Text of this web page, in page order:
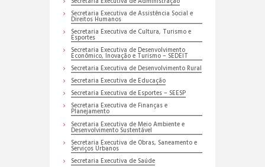
Secretaria Executiva de Assistência Social e
Direitos Humanos
Secretaria Executiva de Cultura, Turismo e
Esportes
Secretaria Executiva de Desenvolvimento
Econômico, Inovação e Turismo – SEDEIT
Secretaria Executiva de Desenvolvimento Rural
Secretaria Executiva de Educação
Secretaria Executiva de Esportes – SEESP
Secretaria Executiva de Finanças e
Planejamento
Secretaria Executiva de Meio Ambiente e
Desenvolvimento Sustentável
Secretaria Executiva de Obras, Saneamento e
Serviços Urbanos
Secretaria Executiva de Saúde